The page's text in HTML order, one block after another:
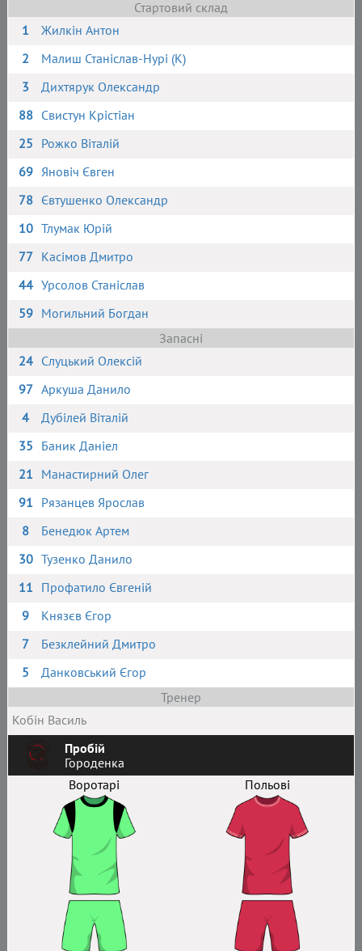
Стартовий склад
1
Жилкін Антон
2
Малиш Станіслав-Нурі (К)
3
Дихтярук Олександр
88 Свистун Крістіан
25 Рожко Віталій
69 Яновіч Євген
78 Євтушенко Олександр
10 Тлумак Юрій
77 Касімов Дмитро
44 Урсолов Станіслав
59 Могильний Богдан
Запасні
24 Слуцький Олексій
97 Аркуша Данило
4
Дубілей Віталій
35 Баник Даніел
21 Манастирний Олег
91 Рязанцев Ярослав
8
Бенедюк Артем
30 Тузенко Данило
11 Профатило Євгеній
9
Князєв Єгор
7
Безклейний Дмитро
5
Данковський Єгор
Тренер
Кобін Василь
Пробій
Городенка
Воротарі
Польові